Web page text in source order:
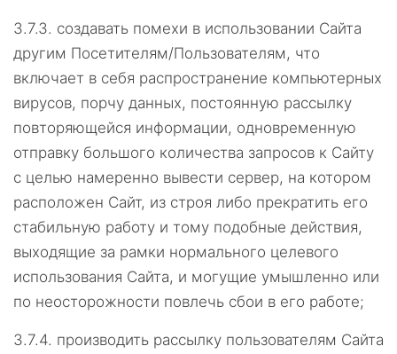
3.7.3. создавать помехи в использовании Сайта
другим Посетителям/Пользователям, что
включает в себя распространение компьютерных
вирусов, порчу данных, постоянную рассылку
повторяющейся информации, одновременную
отправку большого количества запросов к Сайту
с целью намеренно вывести сервер, на котором
расположен Сайт, из строя либо прекратить его
стабильную работу и тому подобные действия,
выходящие за рамки нормального целевого
использования Сайта, и могущие умышленно или
по неосторожности повлечь сбои в его работе;
3.7.4. производить рассылку пользователям Сайта